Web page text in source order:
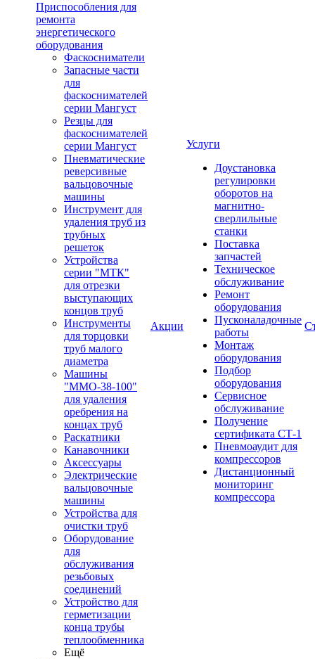
Приспособления для
ремонта
энергетического
оборудования
Фаскосниматели
Запасные части
для
фаскоснимателей
серии Мангуст
Резцы для
фаскоснимателей
серии Мангуст
Пневматические
реверсивные
вальцовочные
машины
Инструмент для
удаления труб из
трубных
решеток
Устройства
серии "МТК"
для отрезки
выступающих
концов труб
Инструменты
для торцовки
труб малого
диаметра
Машины
"ММО-38-100"
для удаления
оребрения на
концах труб
Раскатники
Канавочники
Аксессуары
Электрические
вальцовочные
машины
Устройства для
очистки труб
Оборудование
для
обслуживания
резьбовых
соединений
Устройство для
герметизации
конца трубы
теплообменника
Ещё
Акции
Услуги
Доустановка
регулировки
оборотов на
магнитно-
сверлильные
станки
Поставка
запчастей
Техническое
обслуживание
Ремонт
оборудования
Пусконаладочные
работы
Монтаж
оборудования
Подбор
оборудования
Сервисное
обслуживание
Получение
сертификата СТ-1
Пневмоаудит для
компрессоров
Дистанционный
мониторинг
компрессора